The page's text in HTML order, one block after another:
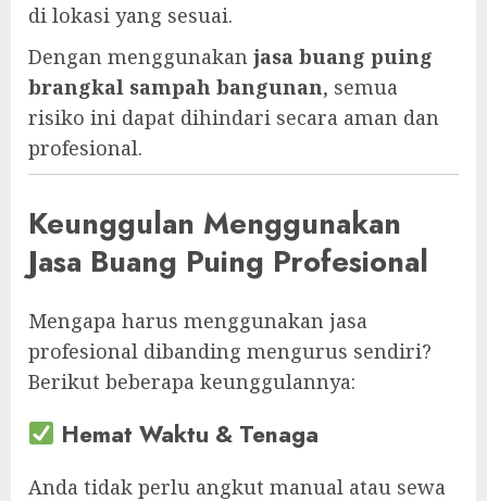
di lokasi yang sesuai.
Dengan menggunakan jasa buang puing
brangkal sampah bangunan, semua
risiko ini dapat dihindari secara aman dan
profesional.
Keunggulan Menggunakan
Jasa Buang Puing Profesional
Mengapa harus menggunakan jasa
profesional dibanding mengurus sendiri?
Berikut beberapa keunggulannya:
Hemat Waktu & Tenaga
Anda tidak perlu angkut manual atau sewa